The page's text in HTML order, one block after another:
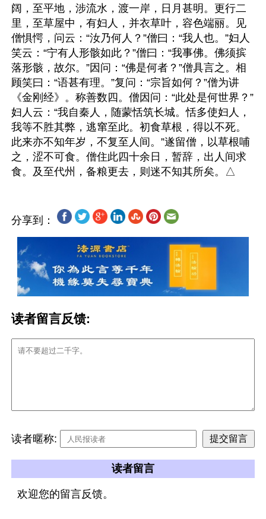
阔，至平地，涉流水，渡一岸，日月甚明。更行二
里，至草屋中，有妇人，并衣草叶，容色端丽。见
僧惧愕，问云：“汝乃何人？”僧曰：“我人也。”妇人
笑云：“宁有人形骸如此？”僧曰：“我事佛。佛须摈
落形骸，故尔。”因问：“佛是何者？”僧具言之。相
顾笑曰：“语甚有理。”复问：“宗旨如何？”僧为讲
《金刚经》。称善数四。僧因问：“此处是何世界？”
妇人云：“我自秦人，随蒙恬筑长城。恬多使妇人，
我等不胜其弊，逃窜至此。初食草根，得以不死。
此来亦不知年岁，不复至人间。”遂留僧，以草根哺
之，涩不可食。僧住此四十余日，暂辞，出人间求
分享到：
读者留言反馈:
读者暱称:
读者留言
欢迎您的留言反馈。